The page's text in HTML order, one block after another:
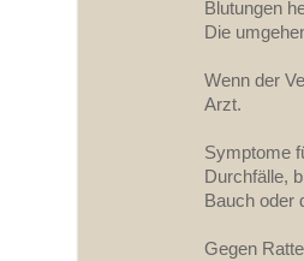
Blutungen
Die
Wenn der
Arzt.
Symptome
Durchfälle,
Bauch oder
Gegen